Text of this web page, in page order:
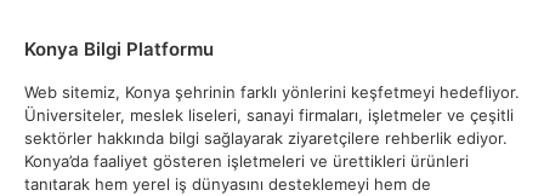
Konya Bilgi Platformu
Web sitemiz, Konya şehrinin farklı yönlerini keşfetmeyi hedefliyor.
Üniversiteler, meslek liseleri, sanayi firmaları, işletmeler ve çeşitli
sektörler hakkında bilgi sağlayarak ziyaretçilere rehberlik ediyor.
Konya’da faaliyet gösteren işletmeleri ve ürettikleri ürünleri
tanıtarak hem yerel iş dünyasını desteklemeyi hem de